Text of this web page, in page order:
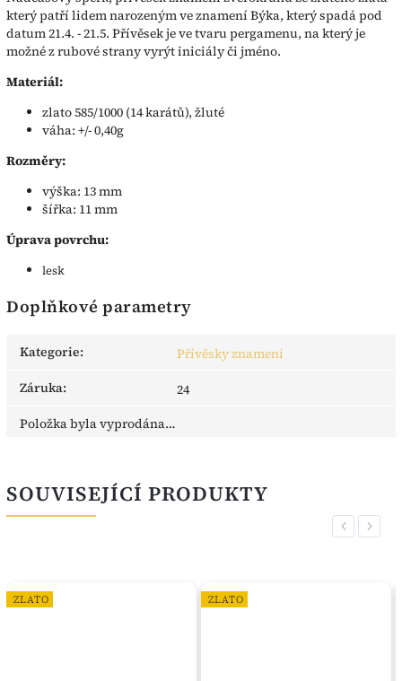
který patří lidem narozeným ve znamení Býka, který spadá pod
datum 21.4. - 21.5. Přívěsek je ve tvaru pergamenu, na který je
možné z rubové strany vyrýt iniciály či jméno.
Materiál:
zlato 585/1000 (14 karátů), žluté
váha: +/- 0,40g
Rozměry:
výška: 13 mm
šířka: 11 mm
Úprava povrchu:
lesk
Doplňkové parametry
Kategorie:
Přívěsky znamení
Záruka:
24
Položka byla vyprodána…
SOUVISEJÍCÍ PRODUKTY
Previous
ZLATO ZLATO
Next